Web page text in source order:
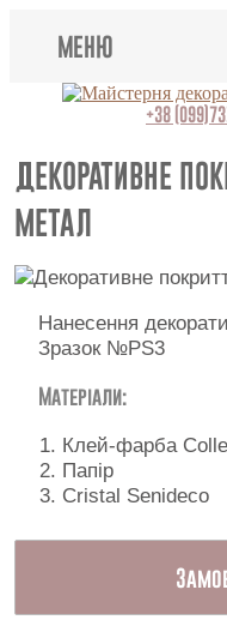
МЕНЮ
Lincrusta
Види штукатурок
Поклейка шпалер
Картини
Декоративні панно
Відео
Питання-відповідь
Про нас
+38
ДЕКОРАТИВНЕ
МЕТАЛ
Нанесення
Зразок №PS3
Матеріали:
Клей-фарба Colle
Папір
Cristal Senideco